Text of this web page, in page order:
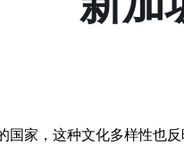
国家，这种文化多样性也